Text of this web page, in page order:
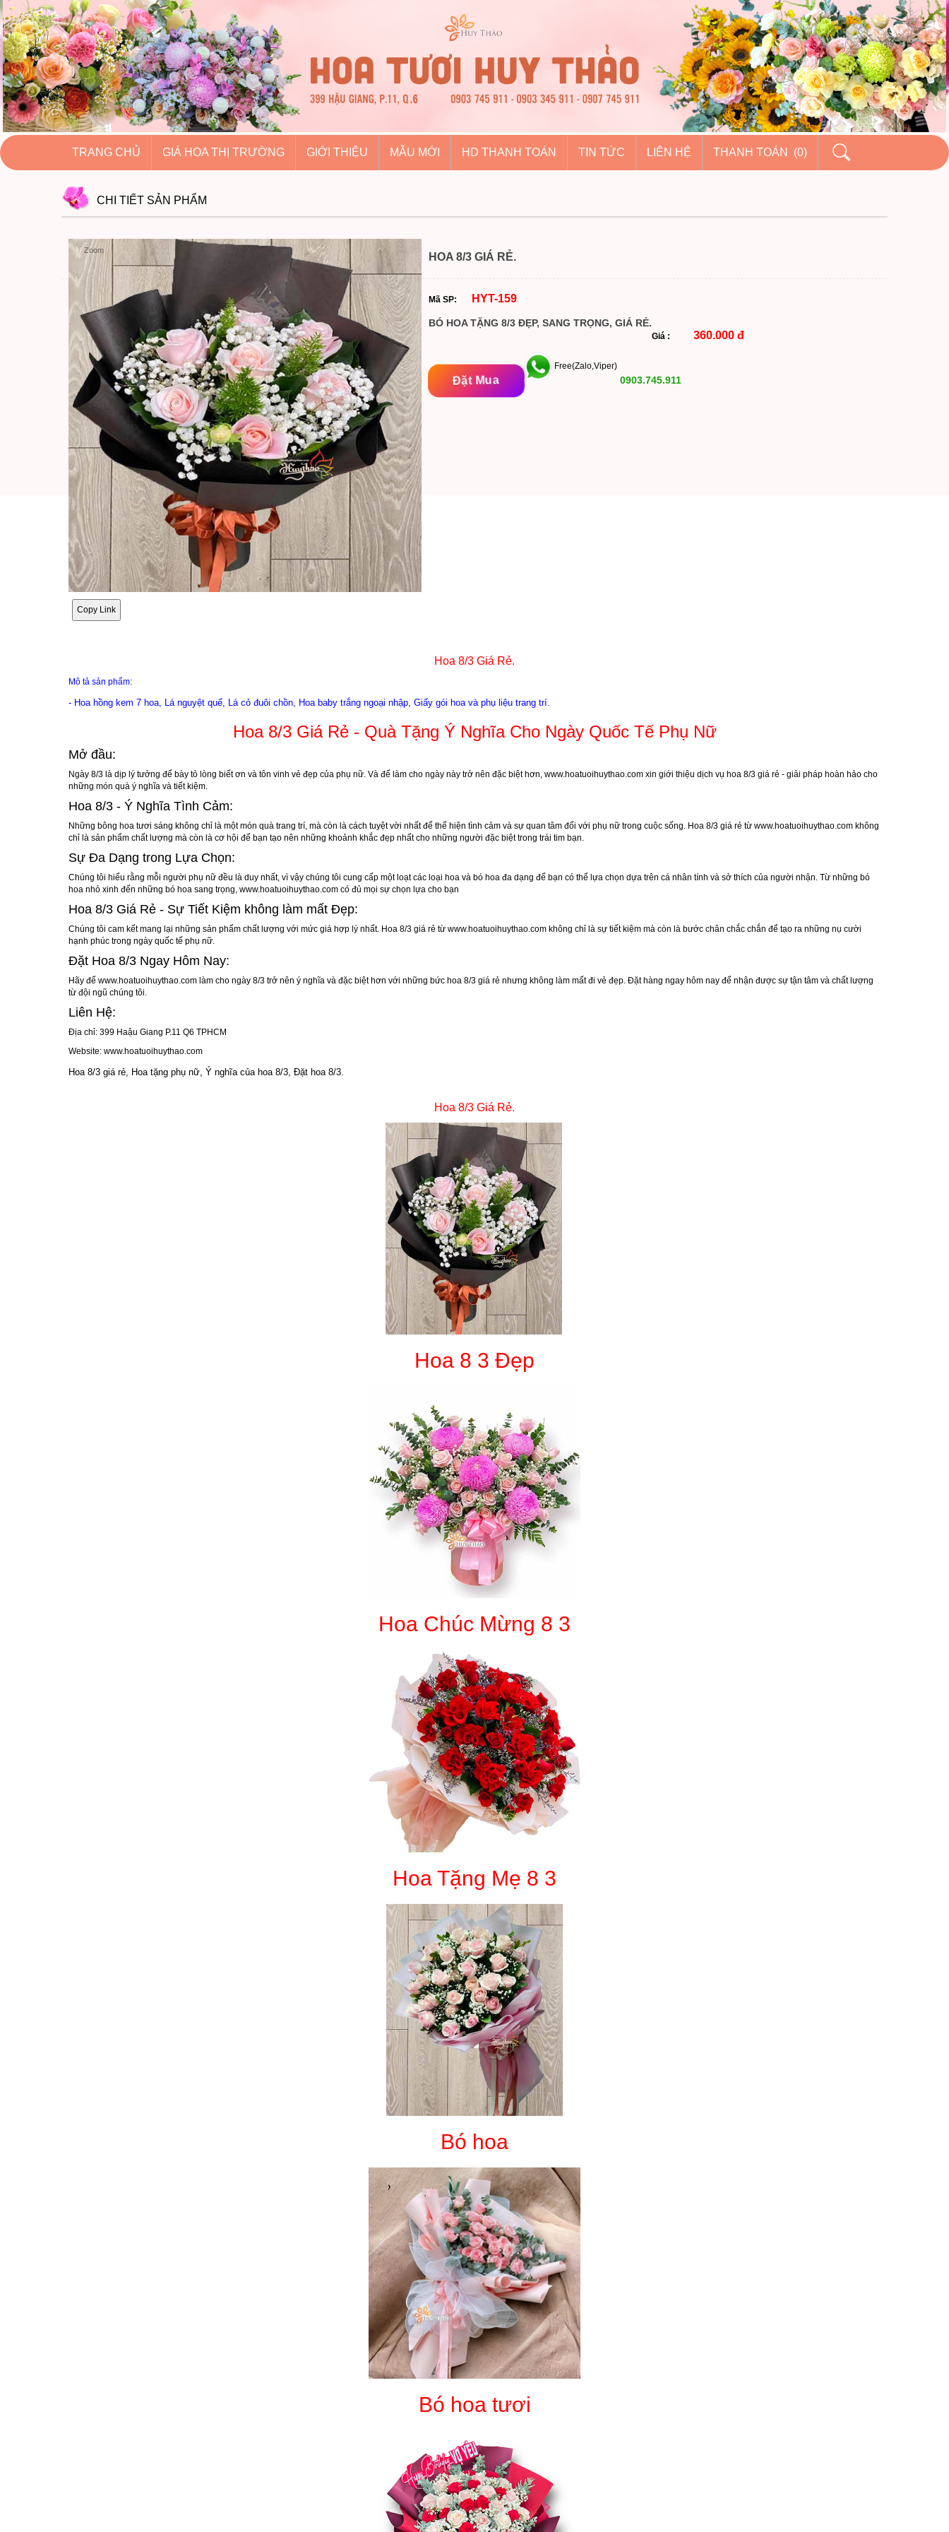
hoatuoihuythao.com
hoatuoihuythao.com
//hoatuoihuythao.com/
TRANG CHỦ GIÁ HOA THỊ TRƯỜNG GIỚI THIỆU MẪU MỚI HD THANH TOÁN TIN TỨC LIÊN HỆ THANH TOÁN (0)
CHI TIẾT SẢN PHẨM
Zoom
Copy Link
HOA 8/3 GIÁ RẺ.
Mã SP: HYT-159
BÓ HOA TẶNG 8/3 ĐẸP, SANG TRỌNG, GIÁ RẺ.
Giá : 360.000 đ
Đặt Mua
Free(Zalo,Viper)
0903.745.911
Hoa 8/3 Giá Rẻ.
Mô tả sản phẩm:
- Hoa hồng kem 7 hoa, Lá nguyệt quế, Lá cỏ đuôi chồn, Hoa baby trắng ngoại nhập, Giấy gói hoa và phụ liệu trang trí.
Hoa 8/3 Giá Rẻ - Quà Tặng Ý Nghĩa Cho Ngày Quốc Tế Phụ Nữ
Mở đầu:
Ngày 8/3 là dịp lý tưởng để bày tỏ lòng biết ơn và tôn vinh vẻ đẹp của phụ nữ. Và để làm cho ngày này trở nên đặc biệt hơn, www.hoatuoihuythao.com xin giới thiệu dịch vụ hoa 8/3 giá rẻ - giải pháp hoàn hảo cho
những món quà ý nghĩa và tiết kiệm.
Hoa 8/3 - Ý Nghĩa Tình Cảm:
Những bông hoa tươi sáng không chỉ là một món quà trang trí, mà còn là cách tuyệt vời nhất để thể hiện tình cảm và sự quan tâm đối với phụ nữ trong cuộc sống. Hoa 8/3 giá rẻ từ www.hoatuoihuythao.com không
chỉ là sản phẩm chất lượng mà còn là cơ hội để bạn tạo nên những khoảnh khắc đẹp nhất cho những người đặc biệt trong trái tim bạn.
Sự Đa Dạng trong Lựa Chọn:
Chúng tôi hiểu rằng mỗi người phụ nữ đều là duy nhất, vì vậy chúng tôi cung cấp một loạt các loại hoa và bó hoa đa dạng để bạn có thể lựa chọn dựa trên cá nhân tính và sở thích của người nhận. Từ những bó
hoa nhỏ xinh đến những bó hoa sang trọng, www.hoatuoihuythao.com có đủ mọi sự chọn lựa cho bạn
Hoa 8/3 Giá Rẻ - Sự Tiết Kiệm không làm mất Đẹp:
Chúng tôi cam kết mang lại những sản phẩm chất lượng với mức giá hợp lý nhất. Hoa 8/3 giá rẻ từ www.hoatuoihuythao.com không chỉ là sự tiết kiệm mà còn là bước chân chắc chắn để tạo ra những nụ cười
hạnh phúc trong ngày quốc tế phụ nữ.
Đặt Hoa 8/3 Ngay Hôm Nay:
Hãy để www.hoatuoihuythao.com làm cho ngày 8/3 trở nên ý nghĩa và đặc biệt hơn với những bức hoa 8/3 giá rẻ nhưng không làm mất đi vẻ đẹp. Đặt hàng ngay hôm nay để nhận được sự tận tâm và chất lượng
từ đội ngũ chúng tôi.
Liên Hệ:
Địa chỉ: 399 Haậu Giang P.11 Q6 TPHCM
Website: www.hoatuoihuythao.com
Hoa 8/3 giá rẻ, Hoa tặng phụ nữ, Ý nghĩa của hoa 8/3, Đặt hoa 8/3.
Hoa 8/3 Giá Rẻ.
Hoa 8 3 Đẹp
Hoa Chúc Mừng 8 3
Hoa Tặng Mẹ 8 3
Bó hoa
Bó hoa tươi